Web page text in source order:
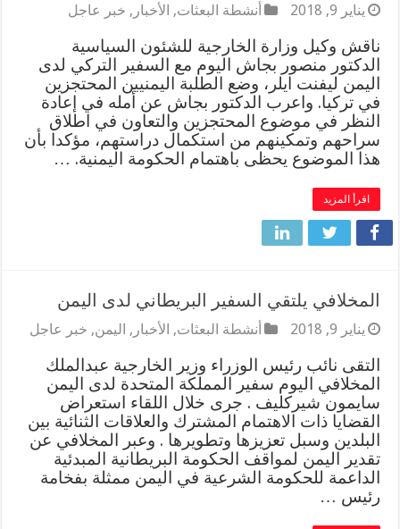
يناير 9, 2018 أنشطة البعثات, الأخبار , خبر عاجل
ناقش وكيل وزارة الخارجية للشئون السياسية
الدكتور منصور بجاش اليوم مع السفير التركي لدى
اليمن ليفنت ايلر، وضع الطلبة اليمنيين المحتجزين
في تركيا. واعرب الدكتور بجاش عن أمله في إعادة
النظر في موضوع المحتجزين والتعاون في اطلاق
سراحهم وتمكينهم من استكمال دراستهم، مؤكدا بأن
هذا الموضوع يحظى باهتمام الحكومة اليمنية. …
اقرأ المزيد
المخلافي يلتقي السفير البريطاني لدى اليمن
يناير 9, 2018 أنشطة البعثات, الأخبار , اليمن, خبر عاجل
التقى نائب رئيس الوزراء وزير الخارجية عبدالملك
المخلافي اليوم سفير المملكة المتحدة لدى اليمن
سايمون شيركليف . جرى خلال اللقاء استعراض
القضايا ذات الاهتمام المشترك والعلاقات الثنائية بين
البلدين وسبل تعزيزها وتطويرها . وعبر المخلافي عن
تقدير اليمن لمواقف الحكومة البريطانية المبدئية
الداعمة للحكومة الشرعية في اليمن ممثلة بفخامة
رئيس …